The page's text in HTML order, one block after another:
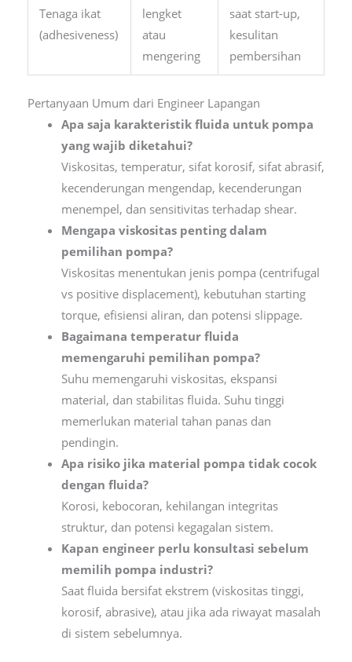
Tenaga ikat
(adhesiveness)
lengket
atau
mengering
saat start-up,
kesulitan
pembersihan
Pertanyaan Umum dari Engineer Lapangan
Apa saja karakteristik fluida untuk pompa
yang wajib diketahui?
Viskositas, temperatur, sifat korosif, sifat abrasif,
kecenderungan mengendap, kecenderungan
menempel, dan sensitivitas terhadap shear.
Mengapa viskositas penting dalam
pemilihan pompa?
Viskositas menentukan jenis pompa (centrifugal
vs positive displacement), kebutuhan starting
torque, efisiensi aliran, dan potensi slippage.
Bagaimana temperatur fluida
memengaruhi pemilihan pompa?
Suhu memengaruhi viskositas, ekspansi
material, dan stabilitas fluida. Suhu tinggi
memerlukan material tahan panas dan
pendingin.
Apa risiko jika material pompa tidak cocok
dengan fluida?
Korosi, kebocoran, kehilangan integritas
struktur, dan potensi kegagalan sistem.
Kapan engineer perlu konsultasi sebelum
memilih pompa industri?
Saat fluida bersifat ekstrem (viskositas tinggi,
korosif, abrasive), atau jika ada riwayat masalah
di sistem sebelumnya.